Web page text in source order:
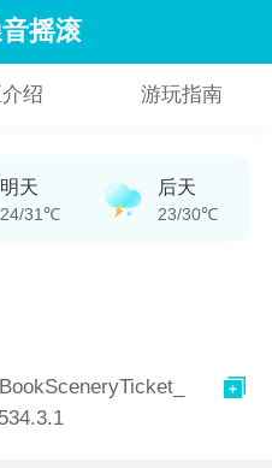
摇滚
绍 游玩指南
明天
24/31℃
后天
23/30℃
